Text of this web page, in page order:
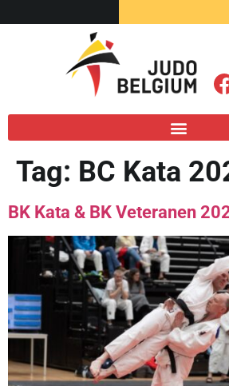
Tag: BC Kata
BK Kata & BK Veteranen